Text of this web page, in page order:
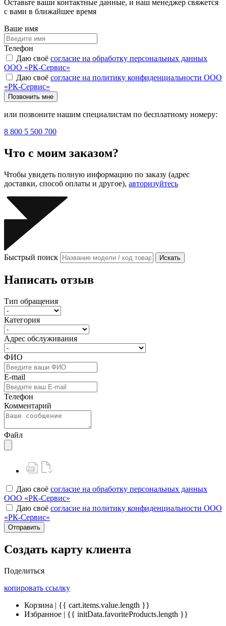
Оставьте ваши контактные данные, и наш менеджер свяжется
с вами в ближайшее время
Ваше имя
Телефон
Даю своё согласие на обработку персональных данных
ООО «РК-Сервис»
Даю своё согласие на политику конфиденциальности ООО
«РК-Сервис»
Позвонить мне
или позвоните нашим специалистам по бесплатному номеру:
8 800 5 500 700
Что с моим заказом?
Чтобы увидеть полную информацию по заказу (адрес
доставки, способ оплаты и другое), авторизуйтесь
Быстрый поиск Искать
Написать отзыв
Тип обращения
Категория
Адрес обслуживания
ФИО
E-mail
Телефон
Комментарий
Файл
Даю своё согласие на обработку персональных данных
ООО «РК-Сервис»
Даю своё согласие на политику конфиденциальности ООО
«РК-Сервис»
Отправить
Создать карту клиента
Поделиться
копировать ссылку
Корзина | {{ cart.items.value.length }}
Избранное | {{ initData.favoriteProducts.length }}